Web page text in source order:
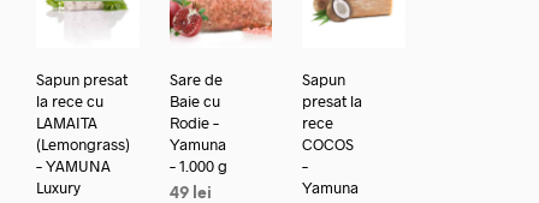
Sapun presat
la rece cu
LAMAITA
(Lemongrass)
– YAMUNA
Luxury
Sare de
Baie cu
Rodie –
Yamuna
– 1.000 g
49 lei
Sapun
presat la
rece
COCOS
–
Yamuna